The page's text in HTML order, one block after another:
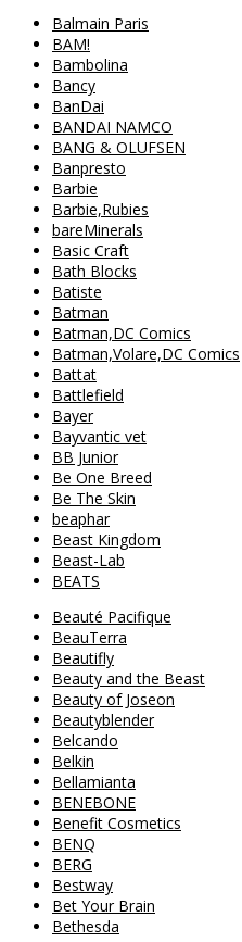
Balmain Paris
BAM!
Bambolina
Bancy
BanDai
BANDAI NAMCO
BANG & OLUFSEN
Banpresto
Barbie
Barbie,Rubies
bareMinerals
Basic Craft
Bath Blocks
Batiste
Batman
Batman,DC Comics
Batman,Volare,DC Comics
Battat
Battlefield
Bayer
Bayvantic vet
BB Junior
Be One Breed
Be The Skin
beaphar
Beast Kingdom
Beast-Lab
BEATS
Beauté Pacifique
BeauTerra
Beautifly
Beauty and the Beast
Beauty of Joseon
Beautyblender
Belcando
Belkin
Bellamianta
BENEBONE
Benefit Cosmetics
BENQ
BERG
Bestway
Bet Your Brain
Bethesda